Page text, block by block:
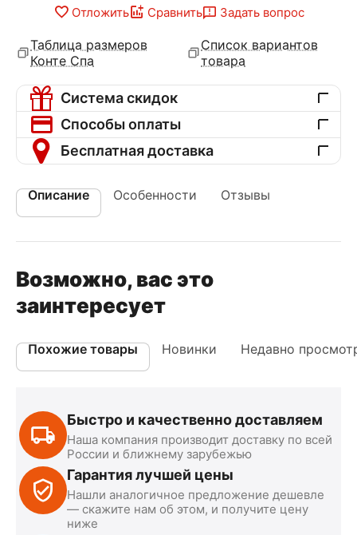
Отложить Сравнить Задать вопрос
Таблица размеров
Конте Спа
Список вариантов
товара
Система скидок
Способы оплаты
Бесплатная доставка
Описание Особенности Отзывы
Возможно, вас это
заинтересует
Похожие товары Новинки Недавно
Быстро и качественно доставляем
Наша компания производит доставку по всей
России и ближнему зарубежью
Гарантия лучшей цены
Нашли аналогичное предложение дешевле
— скажите нам об этом, и получите цену
ниже